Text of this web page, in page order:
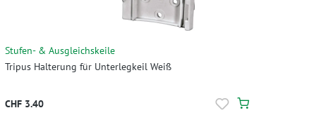
Stufen- & Ausgleichskeile
Tripus Halterung für Unterlegkeil Weiß
CHF 3.40